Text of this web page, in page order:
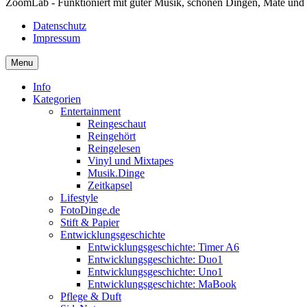
ZoomLab - Funktioniert mit guter Musik, schönen Dingen, Mate und
Datenschutz
Impressum
Menu
Info
Kategorien
Entertainment
Reingeschaut
Reingehört
Reingelesen
Vinyl und Mixtapes
Musik.Dinge
Zeitkapsel
Lifestyle
FotoDinge.de
Stift & Papier
Entwicklungsgeschichte
Entwicklungsgeschichte: Timer A6
Entwicklungsgeschichte: Duo1
Entwicklungsgeschichte: Uno1
Entwicklungsgeschichte: MaBook
Pflege & Duft